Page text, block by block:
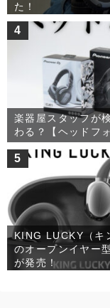
た！
4
楽器屋スタッフが
わる？【ヘッドフ
5
KING LUCKY（キ
のオープンイヤー
が発売！